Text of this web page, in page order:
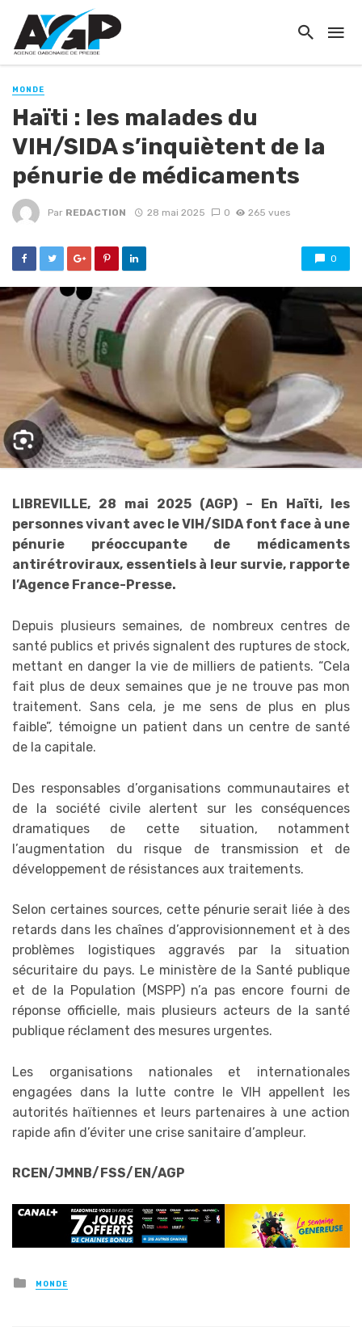
MONDE
Haïti : les malades du
VIH/SIDA s’inquiètent de la
pénurie de médicaments
Par REDACTION 28 mai 2025 0 265 vues
0
LIBREVILLE, 28 mai 2025 (AGP) – En Haïti, les
personnes vivant avec le VIH/SIDA font face à une
pénurie préoccupante de médicaments
antirétroviraux, essentiels à leur survie, rapporte
l’Agence France-Presse.
Depuis plusieurs semaines, de nombreux centres de
santé publics et privés signalent des ruptures de stock,
mettant en danger la vie de milliers de patients. “Cela
fait plus de deux semaines que je ne trouve pas mon
traitement. Sans cela, je me sens de plus en plus
faible”, témoigne un patient dans un centre de santé
de la capitale.
Des responsables d’organisations communautaires et
de la société civile alertent sur les conséquences
dramatiques de cette situation, notamment
l’augmentation du risque de transmission et de
développement de résistances aux traitements.
Selon certaines sources, cette pénurie serait liée à des
retards dans les chaînes d’approvisionnement et à des
problèmes logistiques aggravés par la situation
sécuritaire du pays. Le ministère de la Santé publique
et de la Population (MSPP) n’a pas encore fourni de
réponse officielle, mais plusieurs acteurs de la santé
publique réclament des mesures urgentes.
Les organisations nationales et internationales
engagées dans la lutte contre le VIH appellent les
autorités haïtiennes et leurs partenaires à une action
rapide afin d’éviter une crise sanitaire d’ampleur.
RCEN/JMNB/FSS/EN/AGP
Posted
in
MONDE